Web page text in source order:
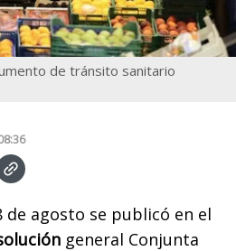
de tránsito sanitario
de agosto se publicó en el
general Conjunta